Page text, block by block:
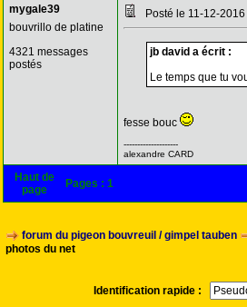
mygale39
bouvrillo de platine
4321 messages
postés
Posté le 11-12-
jb david a écrit :
Le temps que tu
fesse bouc
--------------------
alexandre CARD
Haut de
page
Pages : 1
forum du pigeon bouvreuil / gimpel tauben
photos du net
Identification rapide :